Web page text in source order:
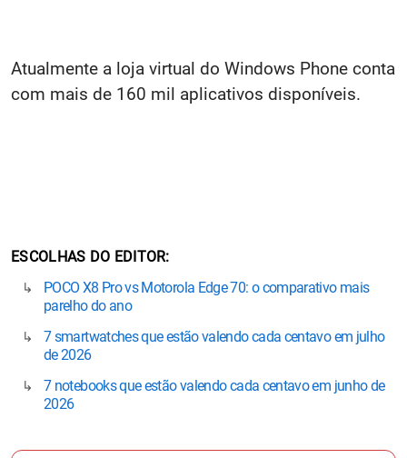
Atualmente a loja virtual do Windows Phone conta
com mais de 160 mil aplicativos disponíveis.
ESCOLHAS DO EDITOR
POCO X8 Pro vs Motorola Edge 70: o comparativo mais
parelho do ano
7 smartwatches que estão valendo cada centavo em julho
de 2026
7 notebooks que estão valendo cada centavo em junho de
2026